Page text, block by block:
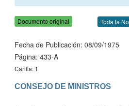
Documento original Toda la
Fecha de Publicación: 08/09/1975
Página: 433-A
Carilla: 1
CONSEJO DE MINISTROS